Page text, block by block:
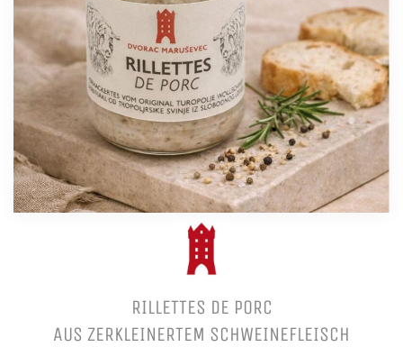
RILLETTES DE PORC
AUS ZERKLEINERTEM SCHWEINEFLEISCH